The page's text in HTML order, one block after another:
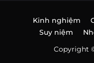
Copyright
Kinh nghiệm
Suy niệm